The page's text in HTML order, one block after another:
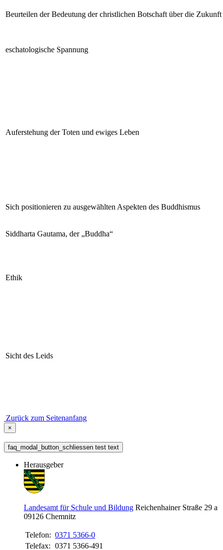
Beurteilen der Bedeutung der christlichen Botschaft über die Zukunft
eschatologische Spannung
Auferstehung der Toten und ewiges Leben
Sich positionieren zu ausgewählten Aspekten des Buddhismus
Siddharta Gautama, der „Buddha“
Ethik
Sicht des Leids
Zurück zum Seitenanfang
×
faq_modal_button_schliessen test text
Herausgeber
Landesamt für Schule und Bildung Reichenhainer Straße 29 a
09126 Chemnitz
Telefon: 0371 5366-0
Telefax: 0371 5366-491